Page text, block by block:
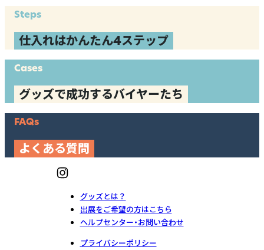
Steps
仕入れはかんたん4ステップ
Cases
グッズで成功するバイヤーたち
FAQs
よくある質問
グッズとは？
出展をご希望の方はこちら
ヘルプセンター・お問い合わせ
プライバシーポリシー